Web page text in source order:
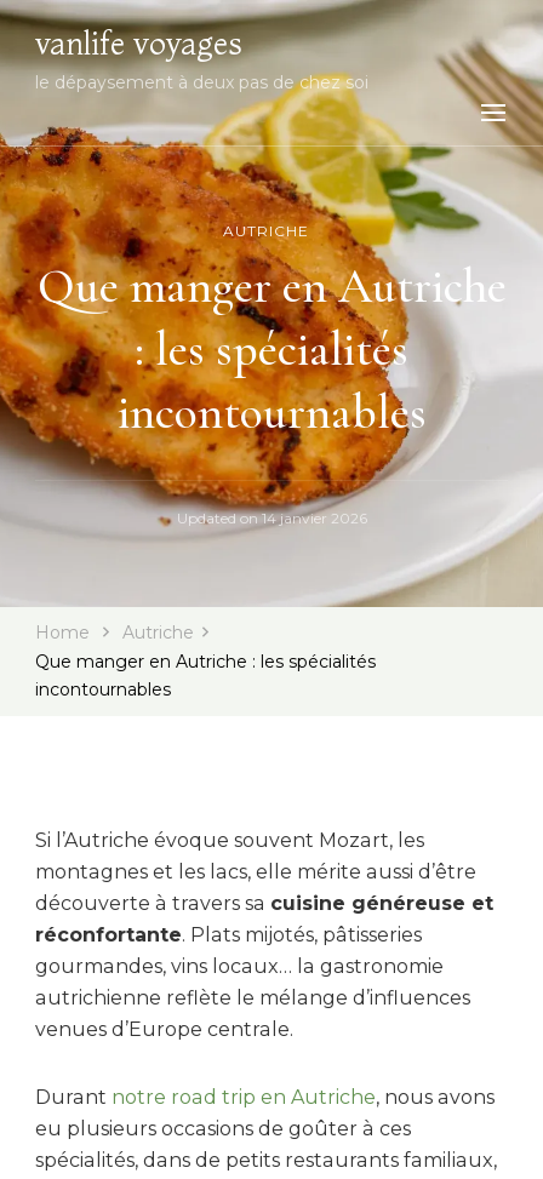
vanlife voyages
le dépaysement à deux pas de chez soi
AUTRICHE
Que manger en Autriche
: les spécialités
incontournables
Updated on14 janvier 2026
Home
Autriche
Que manger en Autriche : les spécialités
incontournables
Si l’Autriche évoque souvent Mozart, les
montagnes et les lacs, elle mérite aussi d’être
découverte à travers sa cuisine généreuse et
réconfortante. Plats mijotés, pâtisseries
gourmandes, vins locaux… la gastronomie
autrichienne reflète le mélange d’influences
venues d’Europe centrale.
Durant notre road trip en Autriche, nous avons
eu plusieurs occasions de goûter à ces
spécialités, dans de petits restaurants familiaux,